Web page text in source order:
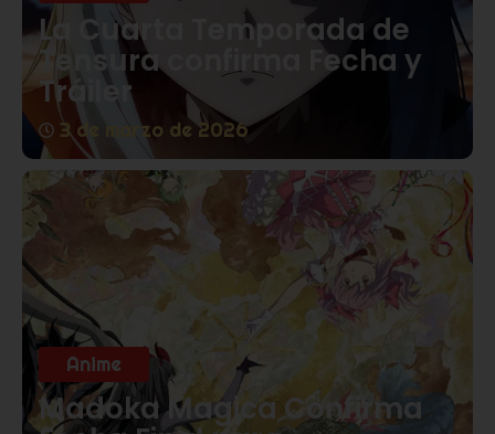
La Cuarta Temporada de
Tensura confirma Fecha y
Tráiler
3 de marzo de 2026
Anime
Madoka Magica Confirma